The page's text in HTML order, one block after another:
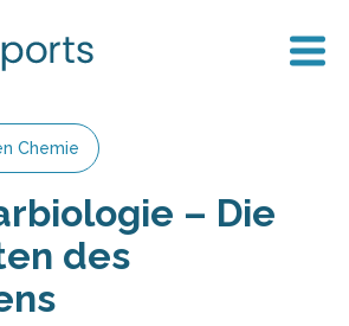
Chemie
– Die
des